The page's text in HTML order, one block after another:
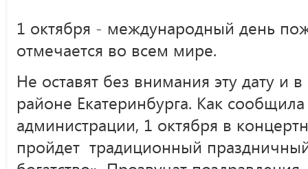
1 октября - международный день
отмечается во всем мире.
Не оставят без внимания эту дату и
районе Екатеринбурга. Как
администрации, 1 октября в
пройдет традиционный